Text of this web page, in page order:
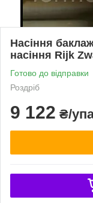
Насіння
насіння Rijk
Готово до відправки
Роздріб
9 122 ₴/